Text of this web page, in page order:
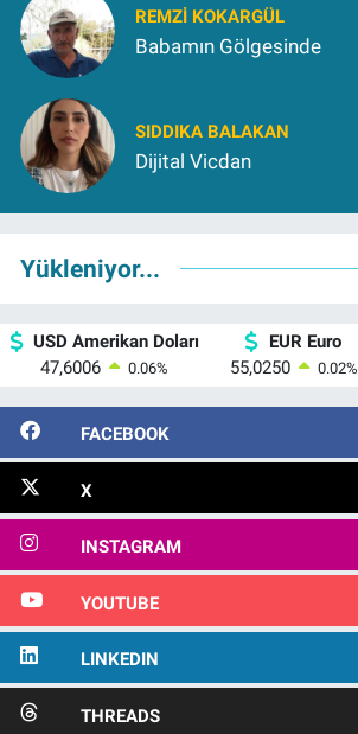
REMZI KOKARGÜL
Babamın Gölgesinde
SIDDIKA BALAKAN
Dijital Vicdan
Yükleniyor...
USD Amerikan Doları
47,6006
0.06%
EUR Euro
55,0250
0.02%
FACEBOOK
X
INSTAGRAM
YOUTUBE
LINKEDIN
THREADS